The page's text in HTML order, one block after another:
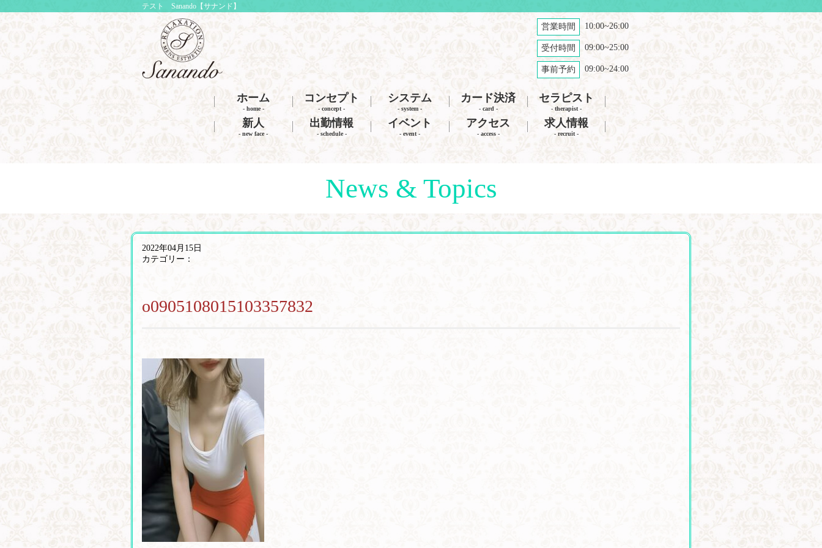
テスト Sanando【サナンド】
営業時間 10:00~26:00
受付時間 09:00~25:00
事前予約 09:00~24:00
ホーム
- home -
コンセプト
- concept -
システム
- system -
カード決済
- card -
セラピスト
- therapist -
新人
- new face -
出勤情報
- schedule -
イベント
- event -
アクセス
- access -
求人情報
- recruit -
News & Topics
2022年04月15日
カテゴリー：
o0905108015103357832